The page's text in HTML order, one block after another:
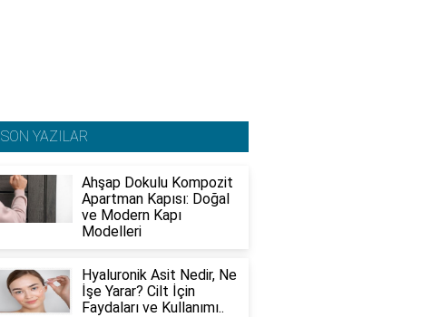
SON YAZILAR
Ahşap Dokulu Kompozit
Apartman Kapısı: Doğal
ve Modern Kapı
Modelleri
Hyaluronik Asit Nedir, Ne
İşe Yarar? Cilt İçin
Faydaları ve Kullanımı..